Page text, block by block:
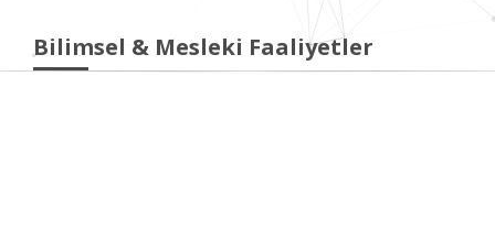
Bilimsel & Mesleki Faaliyetler